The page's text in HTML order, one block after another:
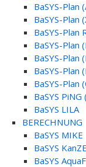
BaSYS-Plan
BaSYS-Plan
BaSYS-Plan
BaSYS-Plan
BaSYS-Plan
BaSYS-Plan
BaSYS-Plan
BaSYS
BaSYS LILA
BERECHNUNG
BaSYS MIKE
BaSYS
BaSYS